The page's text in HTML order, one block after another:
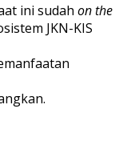
ini sudah on the
JKN-KIS